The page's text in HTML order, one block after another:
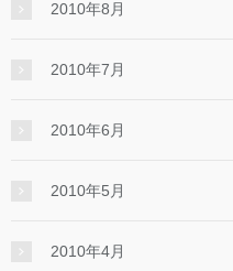
2010年8月
2010年7月
2010年6月
2010年5月
2010年4月